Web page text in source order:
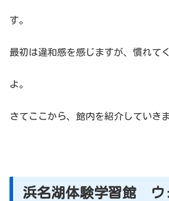
す。
最初は違和感を感じますが、慣れて
よ。
さてここから、館内を紹介していきま
浜名湖体験学習館 ウ